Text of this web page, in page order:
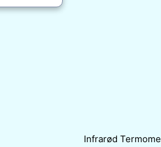
Infrarød